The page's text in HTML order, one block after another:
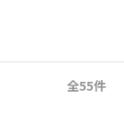
全55件